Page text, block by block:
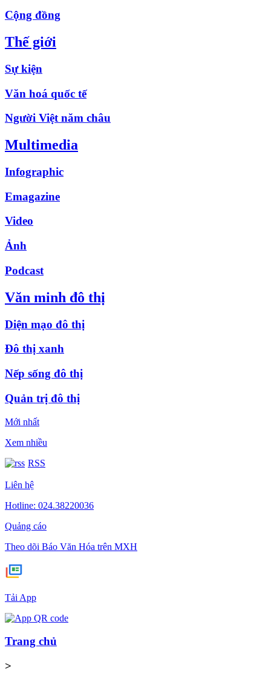
Cộng đồng
Thế giới
Sự kiện
Văn hoá quốc tế
Người Việt năm châu
Multimedia
Infographic
Emagazine
Video
Ảnh
Podcast
Văn minh đô thị
Diện mạo đô thị
Đô thị xanh
Nếp sống đô thị
Quản trị đô thị
Mới nhất
Xem nhiều
RSS
Liên hệ
Hotline: 024.38220036
Quảng cáo
Theo dõi Báo Văn Hóa trên MXH
Tải App
Trang chủ
>